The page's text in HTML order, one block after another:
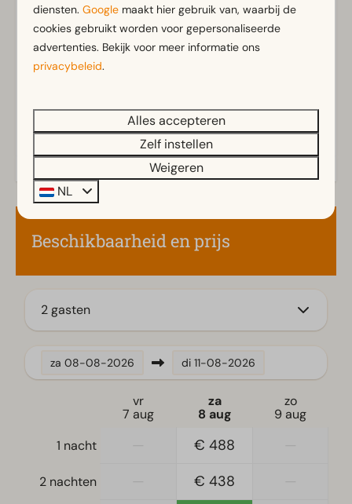
Badkamer
Aparte toiletten: 1
Badkamer(s) beneden: 1
Tuin
Keuken
Ingerichte keuken
Koelkast met vriesvak
Vaatwasser(s)
Waterkoker
Vrijstaand
Slaapkamer
Toon meer ↓
Beschikbaarheid en prijs
2 gasten
za 08-08-2026 di 11-08-2026
vr
7 aug
za
8 aug
zo
9 aug
1 nacht
€ 488
2 nachten € 438
diensten.Google maakt hier gebruik van, waarbij de
cookies gebruikt worden voor gepersonaliseerde
advertenties. Bekijk voor meer informatie ons
privacybeleid.
Alles accepteren
Zelf instellen
Weigeren
NL